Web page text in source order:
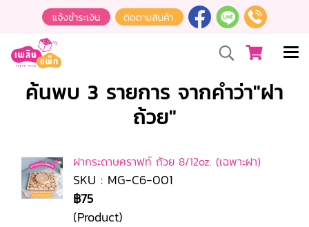
ค้นพบ 3 รายการ จากคำว่า"ฝา
ถ้วย"
ฝากระดาษคราฟท์ ถ้วย 8/12oz. (เฉพาะฝา)
SKU : MG-C6-001
฿75
(Product)